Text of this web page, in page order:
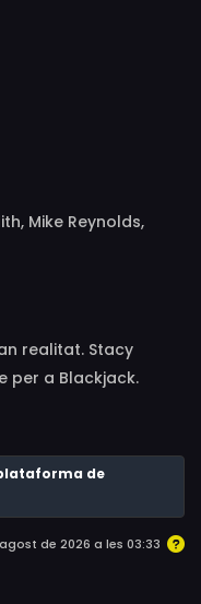
Mike Reynolds,
Shashawnee
realitat. Stacy
per a Blackjack.
dos joves
Aviat el casino
temps pot durar
de
de 2026 a les 03:33